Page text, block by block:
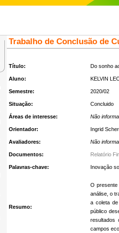
Trabalho de Conclusão de
Título: Do sonho
Aluno: KELVIN
Semestre: 2020/02
Situação: Concluido
Áreas de interesse: Não
Orientador: Ingrid
Avaliadores: Não
Documentos: Relatório
Palavras-chave: Inovação
Resumo:
O presente
análise, o
a coleta
público
resultados
campos